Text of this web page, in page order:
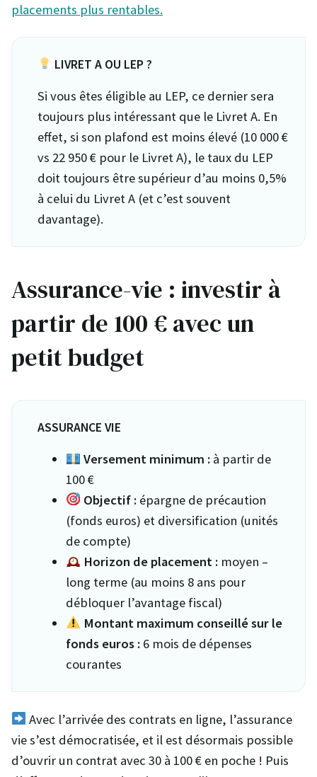
placements plus rentables.
LIVRET A OU LEP ?
Si vous êtes éligible au LEP, ce dernier sera
toujours plus intéressant que le Livret A. En
effet, si son plafond est moins élevé (10 000 €
vs 22 950 € pour le Livret A), le taux du LEP
doit toujours être supérieur d’au moins 0,5%
à celui du Livret A (et c’est souvent
davantage).
Assurance-vie : investir à
partir de 100 € avec un
petit budget
ASSURANCE VIE
Versement minimum : à partir de
100 €
Objectif : épargne de précaution
(fonds euros) et diversification (unités
de compte)
Horizon de placement : moyen –
long terme (au moins 8 ans pour
débloquer l’avantage fiscal)
Montant maximum conseillé sur le
fonds euros : 6 mois de dépenses
courantes
Avec l’arrivée des contrats en ligne, l’assurance
vie s’est démocratisée, et il est désormais possible
d’ouvrir un contrat avec 30 à 100 € en poche ! Puis